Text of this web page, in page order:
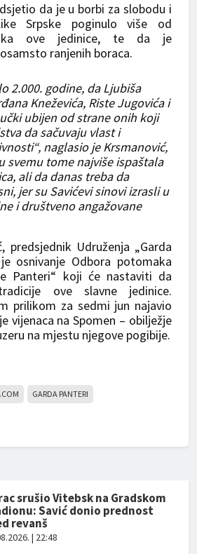
da je u borbi za slobodu i
Srpske poginulo više od
ove jedinice, te da je
ranjenih boraca.
2.000. godine, da Ljubiša
Kneževića, Riste Jugovića i
ubijen od strane onih koji
da sačuvaju vlast i
naglasio je Krsmanović,
svemu tome najviše ispaštala
ali da danas treba da
jer su Savićevi sinovi izrasli u
i društveno angažovane
predsjednik Udruženja „Garda
osnivanje Odbora potomaka
Panteri“ koji će nastaviti da
ove slavne jedinice.
prilikom za sedmi jun najavio
vijenaca na Spomen – obilježje
na mjestu njegove pogibije.
GARDA PANTERI
srušio Vitebsk na Gradskom
Savić donio prednost
revanš
| 22:48